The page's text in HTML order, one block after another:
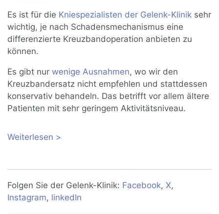
Es ist für die Kniespezialisten der Gelenk-Klinik sehr
wichtig, je nach Schadensmechanismus eine
differenzierte Kreuzbandoperation anbieten zu
können.
Es gibt nurwenige Ausnahmen, wo wir den
Kreuzbandersatz nicht empfehlen und stattdessen
konservativ behandeln. Das betrifft vor allem ältere
Patienten mit sehr geringem Aktivitätsniveau.
Weiterlesen über Kreuzbandoperation:
Folgen Sie der Gelenk-Klinik: Facebook,X,
Instagram, linkedIn